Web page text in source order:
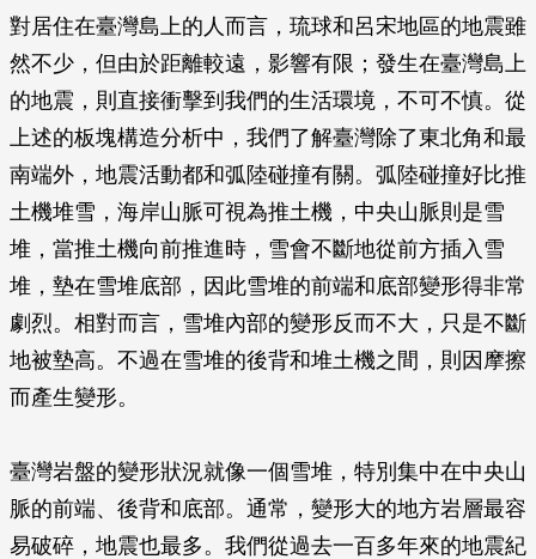
對居住在臺灣島上的人而言，琉球和呂宋地區的地震雖
然不少，但由於距離較遠，影響有限；發生在臺灣島上
的地震，則直接衝擊到我們的生活環境，不可不慎。從
上述的板塊構造分析中，我們了解臺灣除了東北角和最
南端外，地震活動都和弧陸碰撞有關。弧陸碰撞好比推
土機堆雪，海岸山脈可視為推土機，中央山脈則是雪
堆，當推土機向前推進時，雪會不斷地從前方插入雪
堆，墊在雪堆底部，因此雪堆的前端和底部變形得非常
劇烈。相對而言，雪堆內部的變形反而不大，只是不斷
地被墊高。不過在雪堆的後背和堆土機之間，則因摩擦
而產生變形。
臺灣岩盤的變形狀況就像一個雪堆，特別集中在中央山
脈的前端、後背和底部。通常，變形大的地方岩層最容
易破碎，地震也最多。我們從過去一百多年來的地震紀